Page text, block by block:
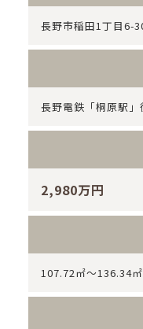
長野市稲田1丁目6-
長野電鉄「桐原駅」
2,980万円
107.72㎡～136.34㎡